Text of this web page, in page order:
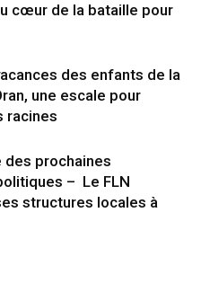
cœur de la bataille pour
des enfants de la
une escale pour
racines
des prochaines
– Le FLN
structures locales à